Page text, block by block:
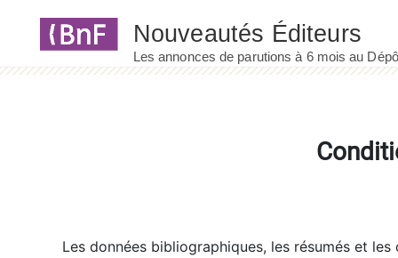
Les données bibliographiques, les résumés et